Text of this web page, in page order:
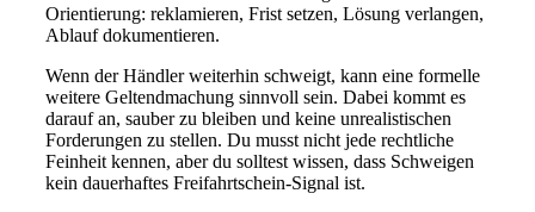
Orientierung: reklamieren, Frist setzen, Lösung verlangen,
Ablauf dokumentieren.
Wenn der Händler weiterhin schweigt, kann eine formelle
weitere Geltendmachung sinnvoll sein. Dabei kommt es
darauf an, sauber zu bleiben und keine unrealistischen
Forderungen zu stellen. Du musst nicht jede rechtliche
Feinheit kennen, aber du solltest wissen, dass Schweigen
kein dauerhaftes Freifahrtschein-Signal ist.